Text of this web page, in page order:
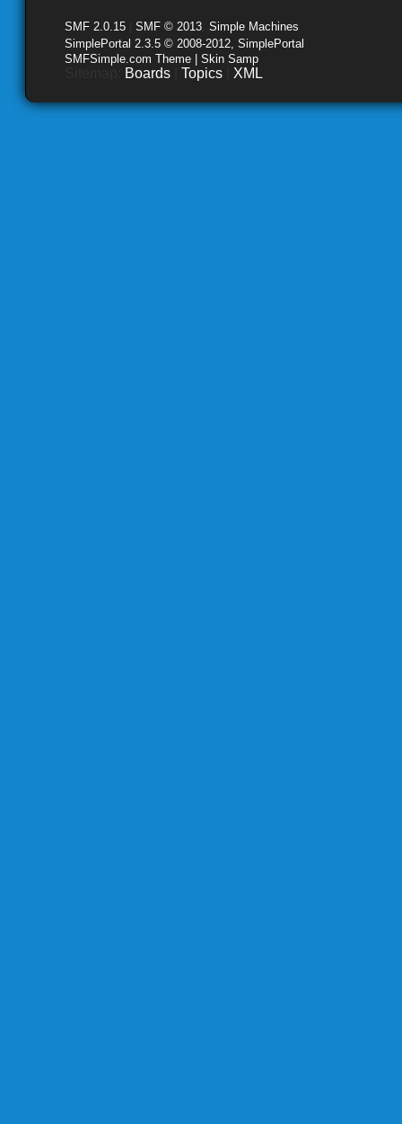
SMF 2.0.15 SMF © 2013 Simple Machines
SimplePortal 2.3.5 © 2008-2012, SimplePortal
SMFSimple.com Theme | Skin Samp
Boards Topics XML